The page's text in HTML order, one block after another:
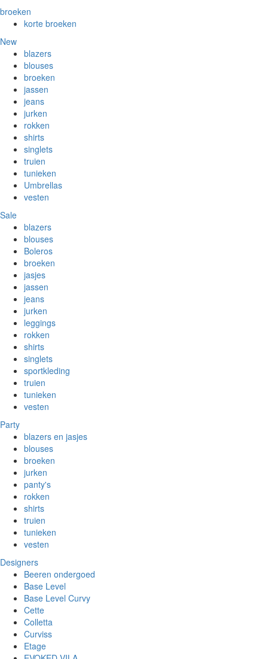
broeken
korte broeken
New
blazers
blouses
broeken
jassen
jeans
jurken
rokken
shirts
singlets
truien
tunieken
Umbrellas
vesten
Sale
blazers
blouses
Boleros
broeken
jasjes
jassen
jeans
jurken
leggings
rokken
shirts
singlets
sportkleding
truien
tunieken
vesten
Party
blazers en jasjes
blouses
broeken
jurken
panty's
rokken
shirts
truien
tunieken
vesten
Designers
Beeren ondergoed
Base Level
Base Level Curvy
Cette
Colletta
Curviss
Etage